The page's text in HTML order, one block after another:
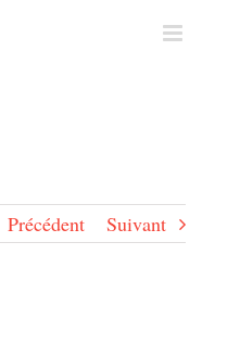
Précédent Suivant